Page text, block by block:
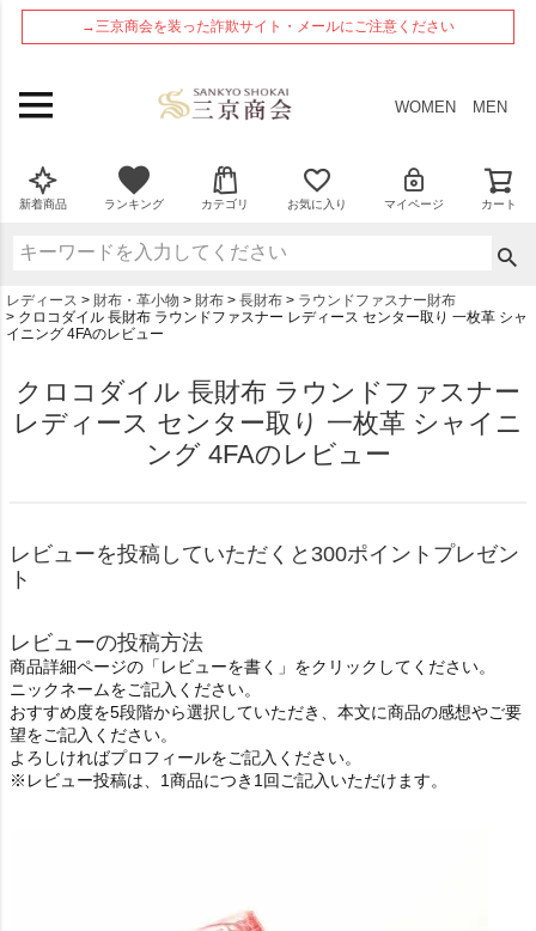
→三京商会を装った詐欺サイト・メールにご注意ください
WOMEN MEN
新着商品 ランキング カテゴリ お気に入り マイページ カート
レディース 財布・革小物 財布 長財布
ラウンドファスナー財布
クロコダイル 長財布 ラウンドファスナー レディース センター取り 一枚革 シャ
イニング 4FAのレビュー
クロコダイル 長財布 ラウンドファスナー
レディース センター取り 一枚革 シャイニ
ング 4FAのレビュー
レビューを投稿していただくと300ポイントプレゼン
ト
レビューの投稿方法
商品詳細ページの「レビューを書く」をクリックしてください。
ニックネームをご記入ください。
おすすめ度を5段階から選択していただき、本文に商品の感想やご要
望をご記入ください。
よろしければプロフィールをご記入ください。
※レビュー投稿は、1商品につき1回ご記入いただけます。
ペー